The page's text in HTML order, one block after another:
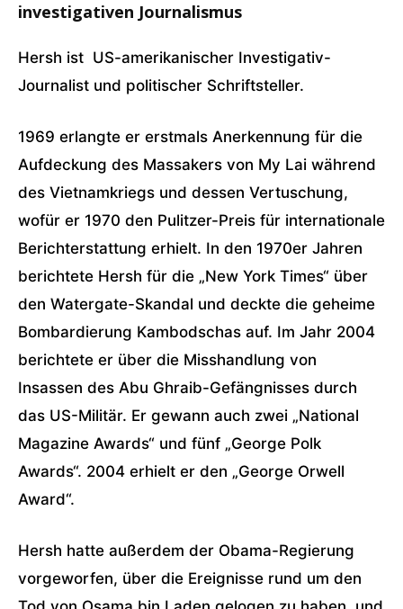
investigativen Journalismus
Hersh ist US-amerikanischer Investigativ-
Journalist und politischer Schriftsteller.
1969 erlangte er erstmals Anerkennung für die
Aufdeckung des Massakers von My Lai während
des Vietnamkriegs und dessen Vertuschung,
wofür er 1970 den Pulitzer-Preis für internationale
Berichterstattung erhielt. In den 1970er Jahren
berichtete Hersh für die „New York Times“ über
den Watergate-Skandal und deckte die geheime
Bombardierung Kambodschas auf. Im Jahr 2004
berichtete er über die Misshandlung von
Insassen des Abu Ghraib-Gefängnisses durch
das US-Militär. Er gewann auch zwei „National
Magazine Awards“ und fünf „George Polk
Awards“. 2004 erhielt er den „George Orwell
Award“.
Hersh hatte außerdem der Obama-Regierung
vorgeworfen, über die Ereignisse rund um den